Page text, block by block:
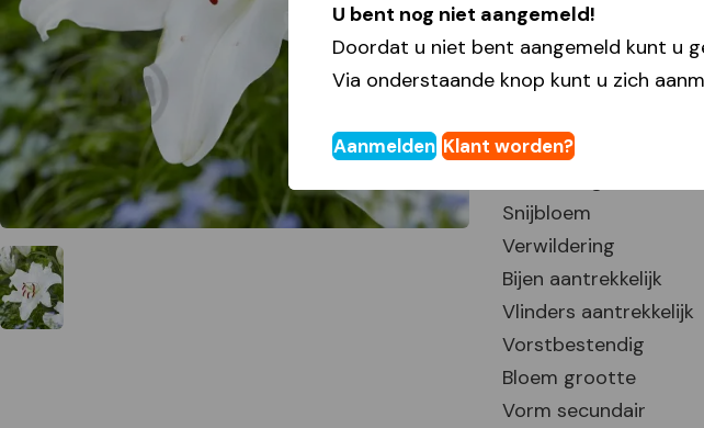
U bent nog niet aangemeld!
Doordat u niet bent aangemeld kunt u
Via onderstaande knop kunt u zich
Aanmelden Klant worden?
Plantafstand
Plant periode
Bloei periode
Volle zon
Snijbloem
Verwildering
Bijen aantrekkelijk
Vlinders aantrekkelijk
Vorstbestendig
Bloem grootte
Vorm secundair